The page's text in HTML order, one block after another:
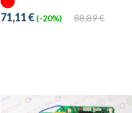
88,89 €
71,11 € (-20%)